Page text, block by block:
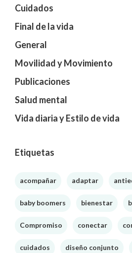
Cuidados
Final de la vida
General
Movilidad y Movimiento
Publicaciones
Salud mental
Vida diaria y Estilo de vida
Etiquetas
acompañar adaptar
baby boomers bienestar
Compromiso conectar
cuidados diseño conjunto